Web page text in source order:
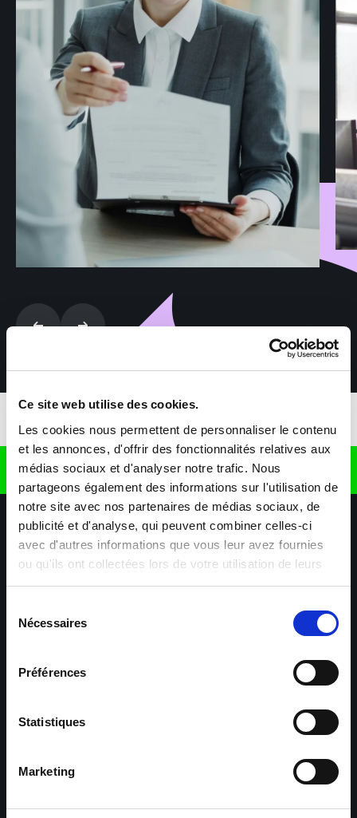
Ce site web utilise des cookies.
Les cookies nous permettent de personnaliser le contenu
et les annonces, d'offrir des fonctionnalités relatives aux
médias sociaux et d'analyser notre trafic. Nous
partageons également des informations sur l'utilisation de
notre site avec nos partenaires de médias sociaux, de
publicité et d'analyse, qui peuvent combiner celles-ci
avec d'autres informations que vous leur avez fournies
ou qu'ils ont collectées lors de votre utilisation de leurs
services.
Nécessaires
Préférences
Statistiques
Marketing
Retrouvez nous sur
Nos agences Aide & Contact
Maxiplan
Mulhouse – Industrie,
Logistique, Transport et
Bâtiment et Tertiaire
Logistique, Bâtiment et
Guebwiller – Industrie,
Experts Paris – Tertiaire,